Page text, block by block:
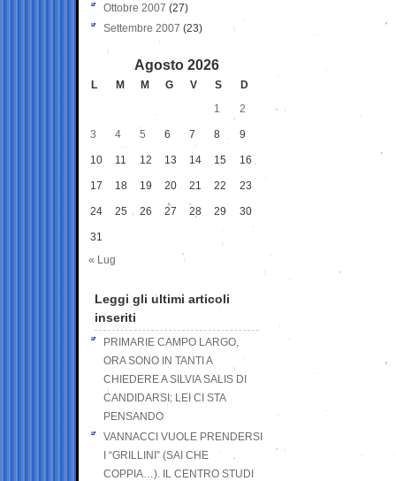
Ottobre 2007 (27)
Settembre 2007 (23)
Agosto 2026
L M M G V S
D
1
2
3 4 5 6 7 8 9
10 11 12 13 14 15 16
17 18 19 20 21 22 23
24 25 26 27 28 29 30
31
« Lug
Leggi gli ultimi articoli
inseriti
PRIMARIE CAMPO LARGO,
ORA SONO IN TANTI A
CHIEDERE A SILVIA SALIS DI
CANDIDARSI: LEI CI STA
PENSANDO
VANNACCI VUOLE PRENDERSI
I “GRILLINI” (SAI CHE
COPPIA…). IL CENTRO STUDI